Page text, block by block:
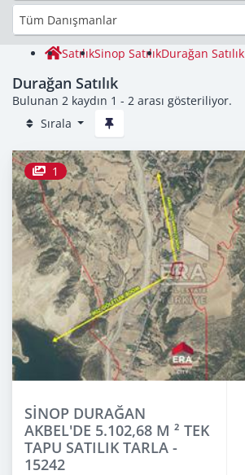
Tüm Danışmanlar
SatılıkSinop SatılıkDurağan Satılık
Durağan Satılık
Bulunan 2 kaydın 1 - 2 arası gösteriliyor.
Sırala
1
SİNOP DURAĞAN
AKBEL'DE 5.102,68 M ² TEK
TAPU SATILIK TARLA -
15242